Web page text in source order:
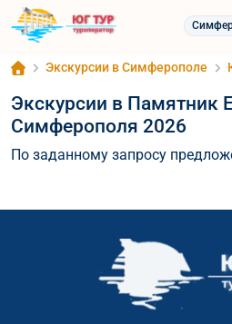
Экскурсии в Симферополе
Экскурсии в Памятник
Симферополя 2026
По заданному запросу